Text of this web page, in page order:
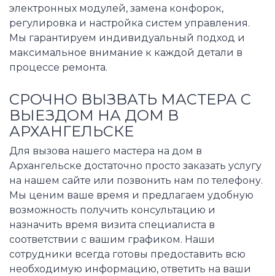
электронных модулей, замена конфорок,
регулировка и настройка систем управления.
Мы гарантируем индивидуальный подход и
максимальное внимание к каждой детали в
процессе ремонта.
СРОЧНО ВЫЗВАТЬ МАСТЕРА С
ВЫЕЗДОМ НА ДОМ В
АРХАНГЕЛЬСКЕ
Для вызова нашего мастера на дом в
Архангельске достаточно просто заказать услугу
на нашем сайте или позвонить нам по телефону.
Мы ценим ваше время и предлагаем удобную
возможность получить консультацию и
назначить время визита специалиста в
соответствии с вашим графиком. Наши
сотрудники всегда готовы предоставить всю
необходимую информацию, ответить на ваши